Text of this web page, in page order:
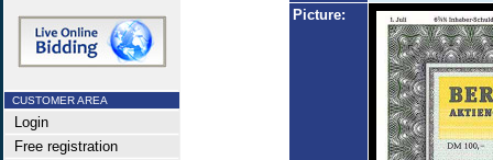
CUSTOMER AREA
Login
Free registration
Picture: